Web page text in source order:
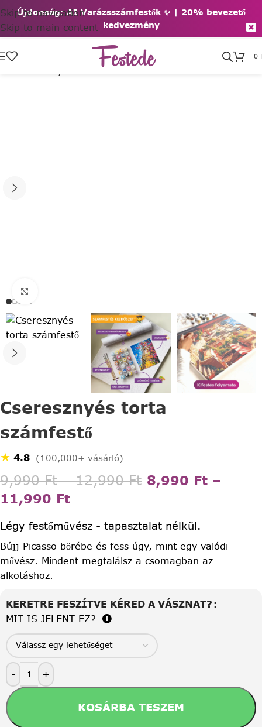
Újdonság: AI Varázsszámfestők ✨ | 20% bevezető
kedvezmény
Skip to navigation
Skip to main content
0
Cseresznyés torta
számfestő
★ 4.8 (100,000+ vásárló)
9,990Ft – 12,990Ft 8,990 Ft –
11,990 Ft
Légy festőművész - tapasztalat nélkül.
Bújj Picasso bőrébe és fess úgy, mint egy valódi
művész. Mindent megtalálsz a csomagban az
alkotáshoz.
KERETRE FESZÍTVE KÉRED A VÁSZNAT?
MIT IS JELENT EZ?
- +
KOSÁRBA TESZEM